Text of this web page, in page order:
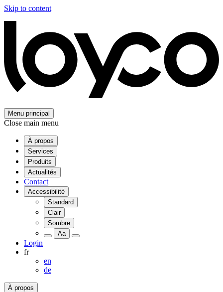
Skip to content
Menu principal
Close main menu
À propos
Services
Produits
Actualités
Contact
Accessibilité
Standard
Clair
Sombre
Aa
Login
fr
en
de
À propos